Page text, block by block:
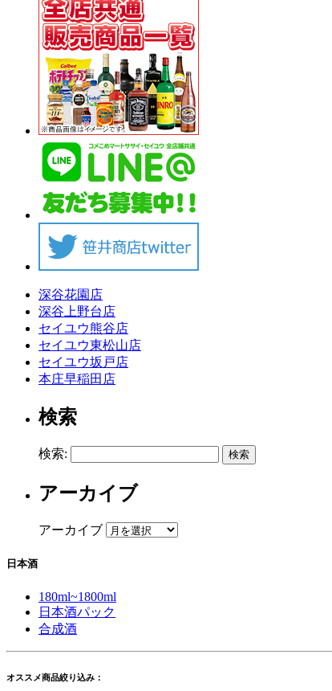
深谷花園店
深谷上野台店
セイユウ熊谷店
セイユウ東松山店
セイユウ坂戸店
本庄早稲田店
検索
検索:
アーカイブ
アーカイブ
日本酒
180ml~1800ml
日本酒パック
合成酒
オススメ商品絞り込み：